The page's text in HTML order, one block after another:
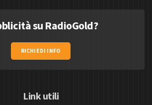
su RadioGold?
RICHIEDI INFO
Link utili